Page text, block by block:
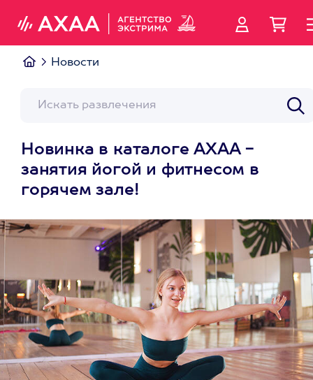
Новости
Новинка в каталоге АХАА -
занятия йогой и фитнесом в
горячем зале!